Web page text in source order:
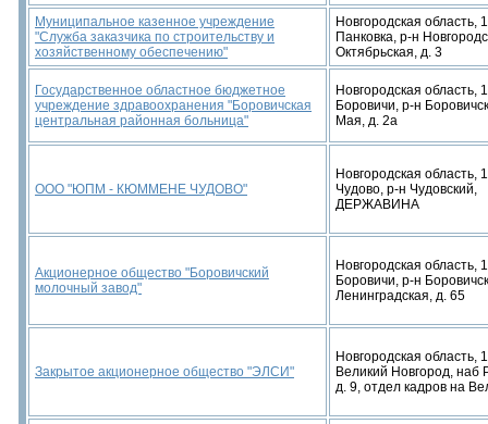
Муниципальное казенное учреждение
"Служба заказчика по строительству и
хозяйственному обеспечению"
Новгородская область,
Панковка, р-н
Октябрьская, д. 3
Государственное областное бюджетное
учреждение здравоохранения "Боровичская
центральная районная больница"
Новгородская область,
Боровичи, р-н
Мая, д. 2а
ООО "ЮПМ - КЮММЕНЕ ЧУДОВО"
Новгородская область,
Чудово, р-н Чудовский,
ДЕРЖАВИНА
Акционерное общество "Боровичский
молочный завод"
Новгородская область,
Боровичи, р-н
Ленинградская, д. 65
Закрытое акционерное общество "ЭЛСИ"
Новгородская область,
Великий Новгород, наб
д. 9, отдел кадров на